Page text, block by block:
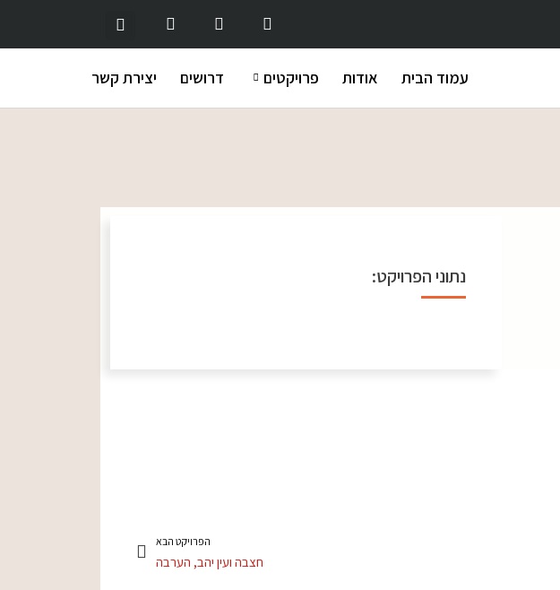
עמוד הבית אודות פרויקטים דרושים יצירת קשר
נתוני הפרויקט:
הפרויקט הבא
חצבה ועין יהב, הערבה